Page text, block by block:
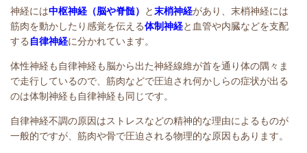
神経には中枢神経（脳や脊髄） と末梢神経があり、末梢神経には
筋肉を動かしたり感覚を伝える体制神経と血管や内臓などを支配
する 自律神経に分かれています。
体性神経も自律神経も脳から出た神経線維が首を通り体の隅々ま
で走行しているので、 筋肉などで圧迫され何かしらの症状が出る
のは体制神経も自律神経も同じです。
自律神経不調の原因はストレスなどの精神的な理由によるものが
一般的ですが、筋肉や骨で圧迫される物理的な原因もあります。